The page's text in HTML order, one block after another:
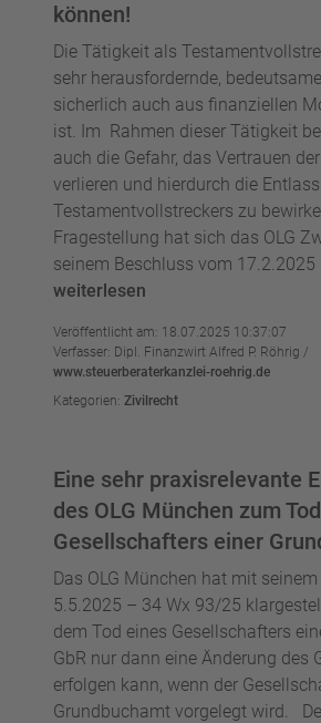
können!
Die Tätigkeit als
sehr herausfordernde,
sicherlich auch aus finanziellen
ist. Im Rahmen dieser Tätigkeit
auch die Gefahr, das Vertrauen
verlieren und hierdurch die
Testamentvollstreckers zu
Fragestellung hat sich das OLG
seinem Beschluss vom 17.2.2025
weiterlesen
Veröffentlicht am: 18.07.2025 10:37:07
Verfasser: Dipl. Finanzwirt Alfred P. Röhrig /
www.steuerberaterkanzlei-roehrig.de
Kategorien: Zivilrecht
Eine sehr praxisrelevante
des OLG München zum
Gesellschafters einer
Das OLG München hat mit
5.5.2025 – 34 Wx 93/25
dem Tod eines Gesellschafters
GbR nur dann eine Änderung des
erfolgen kann, wenn der
Grundbuchamt vorgelegt wird.